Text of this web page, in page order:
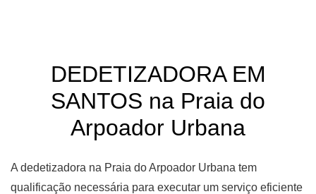
DEDETIZADORA EM
SANTOS na Praia do
Arpoador Urbana
A dedetizadora na Praia do Arpoador Urbana tem
qualificação necessária para executar um serviço eficiente